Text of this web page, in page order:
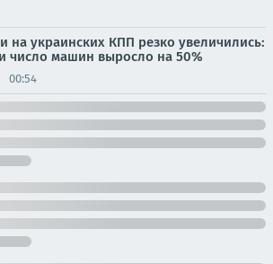
на украинских КПП резко увеличились:
число машин выросло на 50%
00:54